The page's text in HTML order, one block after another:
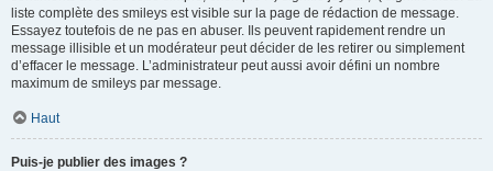
liste complète des smileys est visible sur la page de rédaction de message.
Essayez toutefois de ne pas en abuser. Ils peuvent rapidement rendre un
message illisible et un modérateur peut décider de les retirer ou simplement
d’effacer le message. L’administrateur peut aussi avoir défini un nombre
maximum de smileys par message.
Haut
Puis-je publier des images ?